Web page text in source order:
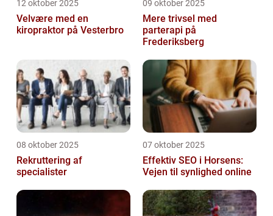
12 oktober 2025
Velvære med en
kiropraktor på Vesterbro
09 oktober 2025
Mere trivsel med
parterapi på
Frederiksberg
08 oktober 2025
Rekruttering af
specialister
07 oktober 2025
Effektiv SEO i Horsens:
Vejen til synlighed online